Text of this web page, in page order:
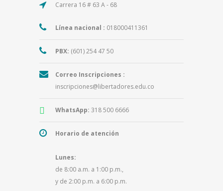
Carrera 16 # 63 A - 68
Línea nacional : 018000411361
PBX: (601) 254 47 50
Correo Inscripciones :
inscripciones@libertadores.edu.co
WhatsApp: 318 500 6666
Horario de atención
Lunes:
de 8:00 a.m. a 1:00 p.m.,
y de 2:00 p.m. a 6:00 p.m.